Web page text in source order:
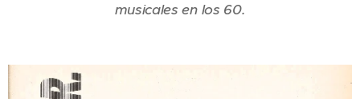
musicales en los 60.